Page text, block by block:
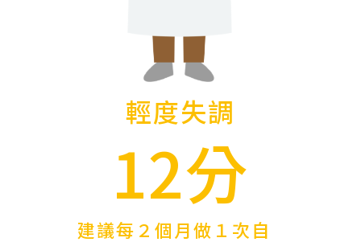
輕度失調
12分
建議每２個月做１次自